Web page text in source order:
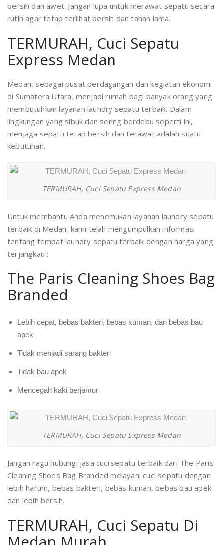
bersih dan awet. Jangan lupa untuk merawat sepatu secara
rutin agar tetap terlihat bersih dan tahan lama.
TERMURAH, Cuci Sepatu
Express Medan
Medan, sebagai pusat perdagangan dan kegiatan ekonomi
di Sumatera Utara, menjadi rumah bagi banyak orang yang
membutuhkan layanan laundry sepatu terbaik. Dalam
lingkungan yang sibuk dan sering berdebu seperti ini,
menjaga sepatu tetap bersih dan terawat adalah suatu
kebutuhan.
TERMURAH, Cuci Sepatu Express Medan
Untuk membantu Anda menemukan layanan laundry sepatu
terbaik di Medan, kami telah mengumpulkan informasi
tentang tempat laundry sepatu terbaik dengan harga yang
terjangkau :
The Paris Cleaning Shoes Bag
Branded
Lebih cepat, bebas bakteri, bebas kuman, dan bebas bau
apek
Tidak menjadi sarang bakteri
Tidak bau apek
Mencegah kaki berjamur
TERMURAH, Cuci Sepatu Express Medan
Jangan ragu hubungi jasa cuci sepatu terbaik dari The Paris
Cleaning Shoes Bag Branded melayani cuci sepatu dengan
lebih harum, bebas bakteri, bebas kuman, bebas bau apek
dan lebih bersih.
TERMURAH, Cuci Sepatu Di